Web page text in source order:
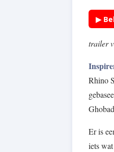
▶
trailer
Rhino
Er is
iets